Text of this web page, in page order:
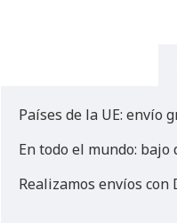
Países de la UE: envío
En todo el mundo: bajo
Realizamos envíos con